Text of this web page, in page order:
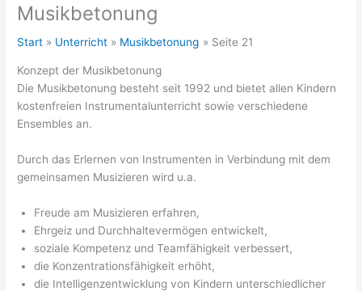
Musikbetonung
Start Unterricht Musikbetonung Seite 21
Konzept der Musikbetonung
Die Musikbetonung besteht seit 1992 und bietet allen Kindern
kostenfreien Instrumentalunterricht sowie verschiedene
Ensembles an.
Durch das Erlernen von Instrumenten in Verbindung mit dem
gemeinsamen Musizieren wird u.a.
Freude am Musizieren erfahren,
Ehrgeiz und Durchhaltevermögen entwickelt,
soziale Kompetenz und Teamfähigkeit verbessert,
die Konzentrationsfähigkeit erhöht,
die Intelligenzentwicklung von Kindern unterschiedlicher